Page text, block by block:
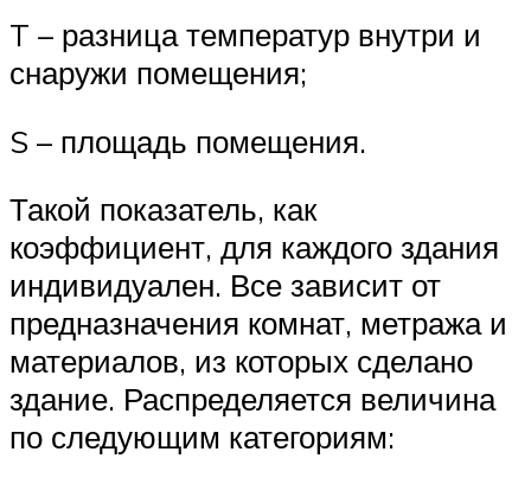
T – разница температур внутри и
снаружи помещения;
S – площадь помещения.
Такой показатель, как
коэффициент, для каждого здания
индивидуален. Все зависит от
предназначения комнат, метража и
материалов, из которых сделано
здание. Распределяется величина
по следующим категориям: